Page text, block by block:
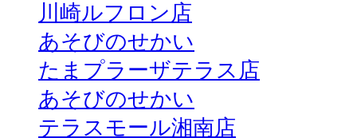
川崎ルフロン店
あそびのせかい
たまプラーザテラス店
あそびのせかい
テラスモール湘南店